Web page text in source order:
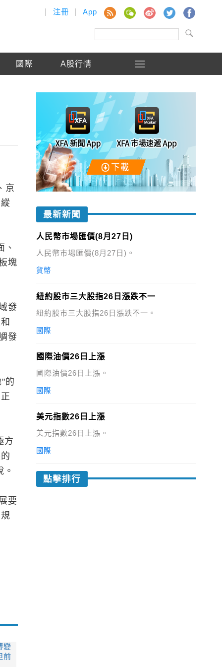
注冊 App
國際 A股行情
京
、
塊
發
發
的
方
要
變
前
最新新聞
人民幣市場匯價(8月27日)
人民幣市場匯價(8月27日)。
貨幣
紐約股市三大股指26日漲跌不一
紐約股市三大股指26日漲跌不一。
國際
國際油價26日上漲
國際油價26日上漲。
國際
美元指數26日上漲
美元指數26日上漲。
國際
點擊排行